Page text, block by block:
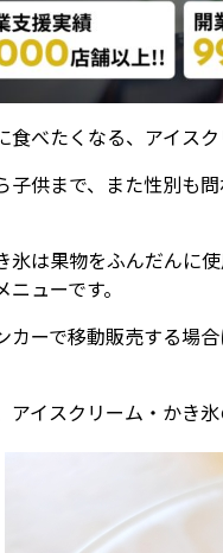
食べたくなる、アイスク
子供まで、また性別も
氷は果物をふんだんに
ューです。
カーで移動販売する場
アイスクリーム・かき